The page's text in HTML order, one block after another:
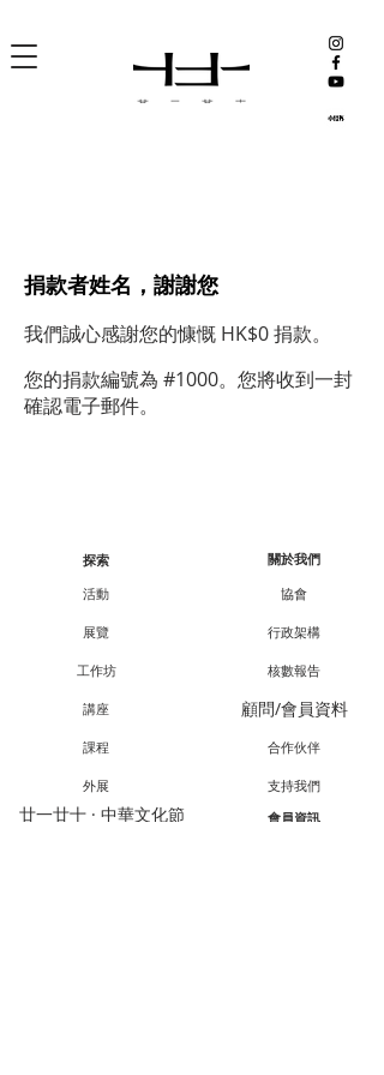
捐款者姓名，謝謝您
我們誠心感謝您的慷慨 HK$0 捐款。
您的捐款編號為 #1000。您將收到一封
確認電子郵件。
探索
活動
展覽
工作坊
講座
課程
外展
廿一廿十 · 中華文化節
關於我們
協會
行政架構
核數報告
顧問/會員資料
合作伙伴
支持我們
會員資訊